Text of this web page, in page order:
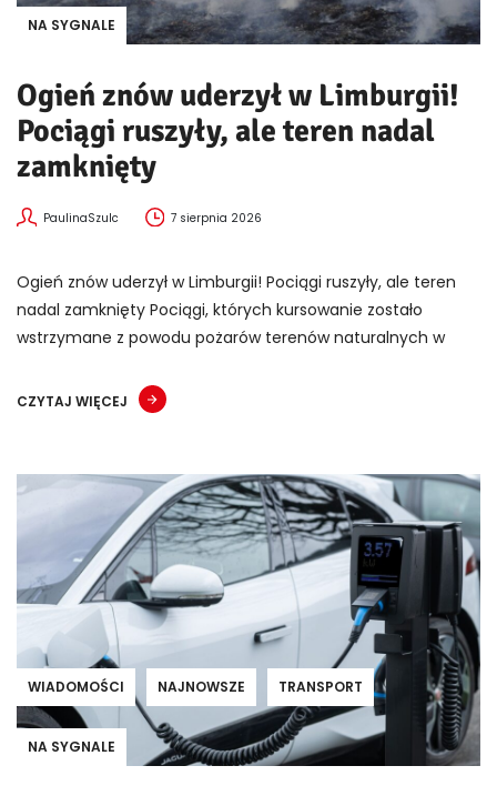
NA SYGNALE
Ogień znów uderzył w Limburgii!
Pociągi ruszyły, ale teren nadal
zamknięty
PaulinaSzulc 7 sierpnia 2026
Ogień znów uderzył w Limburgii! Pociągi ruszyły, ale teren
nadal zamknięty Pociągi, których kursowanie zostało
wstrzymane z powodu pożarów terenów naturalnych w
CZYTAJ WIĘCEJ
WIADOMOŚCI NAJNOWSZE TRANSPORT
NA SYGNALE